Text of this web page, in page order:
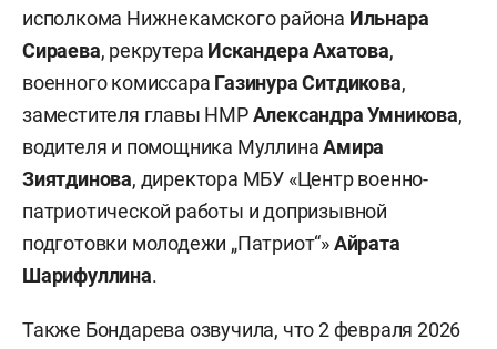
Далее, по версии силовиков, с 8 августа по 31
декабря 2024 года Муллин и неустановленные
должностные лица, заведомо зная о
фактическом неисполнении Ахатовым
обязательств по договору оказания услуг,
внесли в ведомости ложные сведения о
привлечении 129 граждан. После чего были
похищены средства в размере 11,2 млн рублей.
Ущерб причинен РОО «ДОСААФ РТ», уверены в
исполкома Нижнекамского района Ильнара
Сираева, рекрутера Искандера Ахатова,
военного комиссара Газинура Ситдикова,
заместителя главы НМРАлександра Умникова,
водителя и помощника МуллинаАмира
Зиятдинова, директора МБУ «Центр военно-
патриотической работы и допризывной
подготовки молодежи „Патриот“»Айрата
Шарифуллина.
Также Бондарева озвучила, что 2 февраля 2026